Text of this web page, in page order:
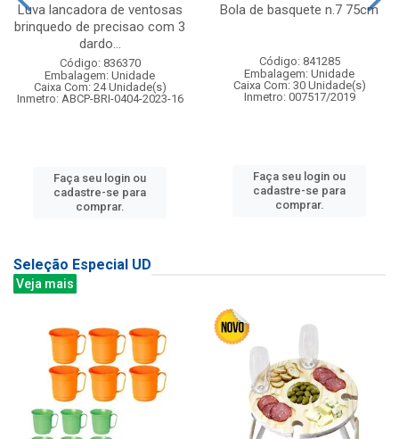
Luva lancadora de ventosas
brinquedo de precisao com 3
dardo...
Código: 836370
Embalagem: Unidade
Caixa Com: 24 Unidade(s)
Inmetro: ABCP-BRI-0404-2023-16
Faça seu login ou
cadastre-se para
comprar.
Bola de basquete n.7 75cm
Código: 841285
Embalagem: Unidade
Caixa Com: 30 Unidade(s)
Inmetro: 007517/2019
Faça seu login ou
cadastre-se para
comprar.
Seleção Especial UD
Veja mais